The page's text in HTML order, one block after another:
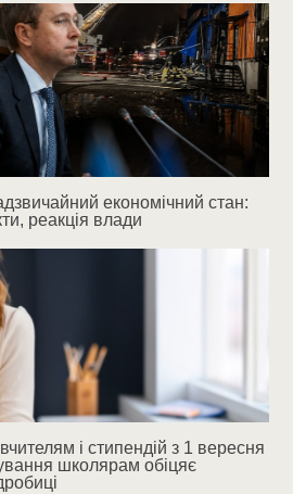
економічний стан:
реакція влади
і стипендій з 1 вересня
школярам обіцяє